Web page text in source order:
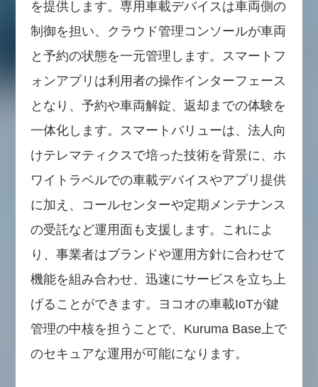
を提供します。専用車載デバイスは車両側の
制御を担い、クラウド管理コンソールが車両
と予約の状態を一元管理します。スマートフ
ォンアプリは利用者の操作インターフェース
となり、予約や車両解錠、返却までの体験を
一体化します。スマートバリューは、法人向
けテレマティクスで培った技術を背景に、ホ
ワイトラベルでの車載デバイスやアプリ提供
に加え、コールセンターや定期メンテナンス
の受託など運用面も支援します。これによ
り、事業者はブランドや運用方針に合わせて
機能を組み合わせ、迅速にサービスを立ち上
げることができます。ヨコオの車載IoTが鍵
管理の中核を担うことで、Kuruma Base上で
のセキュアな運用が可能になります。